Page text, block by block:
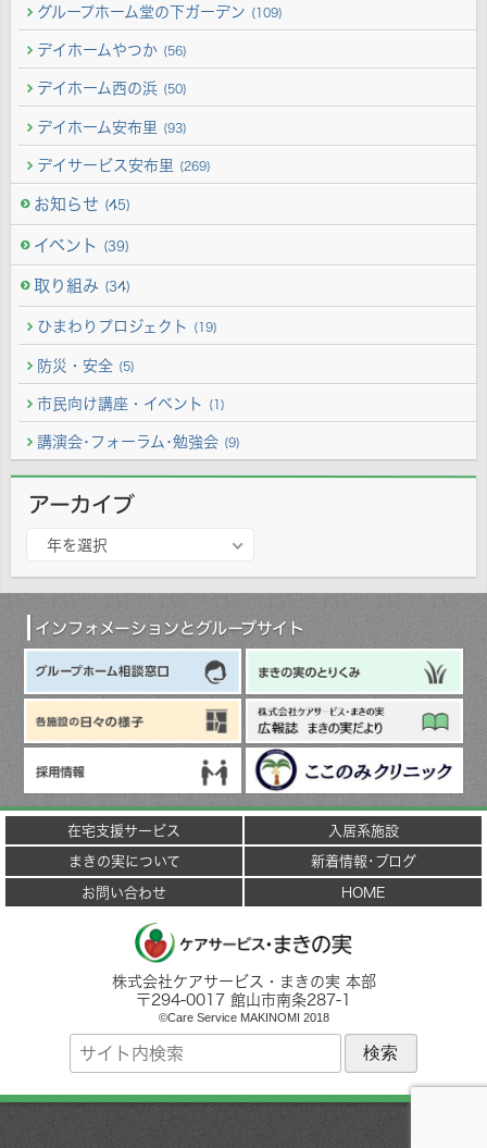
グループホーム堂の下ガーデン (109)
デイホームやつか (56)
デイホーム西の浜 (50)
デイホーム安布里 (93)
デイサービス安布里 (269)
お知らせ (45)
イベント (39)
取り組み (34)
ひまわりプロジェクト (19)
防災・安全 (5)
市民向け講座・イベント (1)
講演会･フォーラム･勉強会 (9)
アーカイブ
カ
年を選択
インフォメーションとグループサイト
在宅支援サービス
入居系施設
まきの実について
新着情報･ブログ
お問い合わせ
HOME
株式会社ケアサービス・まきの実 本部
〒294-0017 館山市南条287-1
©Care Service MAKINOMI 2018
サ
ト
検
索